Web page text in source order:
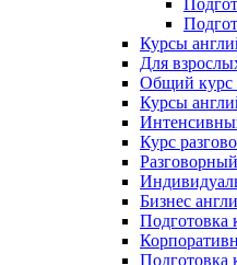
Курсы
Для
Общий курс
Курсы
Курс
Бизнес
Подготовка
Подготовка